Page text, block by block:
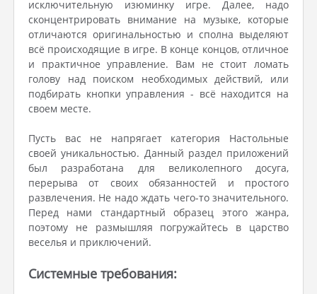
исключительную изюминку игре. Далее, надо
сконцентрировать внимание на музыке, которые
отличаются оригинальностью и сполна выделяют
всё происходящие в игре. В конце концов, отличное
и практичное управление. Вам не стоит ломать
голову над поиском необходимых действий, или
подбирать кнопки управления - всё находится на
своем месте.
Пусть вас не напрягает категория Настольные
своей уникальностью. Данный раздел приложений
был разработана для великолепного досуга,
перерыва от своих обязанностей и простого
развлечения. Не надо ждать чего-то значительного.
Перед нами стандартный образец этого жанра,
поэтому не размышляя погружайтесь в царство
веселья и приключений.
Системные требования: